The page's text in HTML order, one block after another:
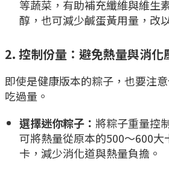
等蔬菜，有助補充纖維與維生
醇，也可減少鹹蛋黃用量，改
2. 控制份量：避免熱量與消化
即使是健康版本的粽子，也要注
吃過量。
選擇迷你粽子： 將粽子重量控
可將熱量從原本的500～600大
卡，減少消化道與熱量負擔。